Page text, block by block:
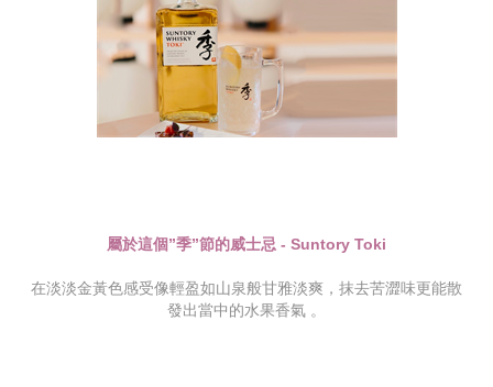
屬於這個”季”節的威士忌 - Suntory Toki
在淡淡金黃色感受像輕盈如山泉般甘雅淡爽，抹去苦澀味更能散
發出當中的水果香氣 。